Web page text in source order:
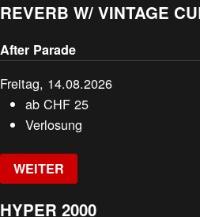
REVERB W/ VINTAGE
After Parade
Freitag, 14.08.2026
abCHF 25
Verlosung
WEITER
HYPER 2000